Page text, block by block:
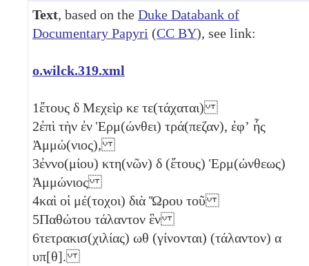
Text, based on the Duke Databank of
Documentary Papyri (CC BY), see link:
o.wilck.319.xml
1ἔτους δ Μεχεὶρ κε τε(τάχαται)
2ἐπὶ τὴν ἐν Ἑρμ(ώνθει) τρά(πεζαν), ἐφʼ ἧς
Ἀμμώ(νιος),
3ἐννο(μίου) κτη(νῶν) δ (ἔτους) Ἑρμ(ώνθεως)
Ἀμμώνιος
4καὶ οἱ μέ(τοχοι) διὰ Ὥρου τοῦ
5Παθώτου τάλαντον ἓν
6τετρακισ(χιλίας) ωθ (γίνονται) (τάλαντον) α
υπ[θ].